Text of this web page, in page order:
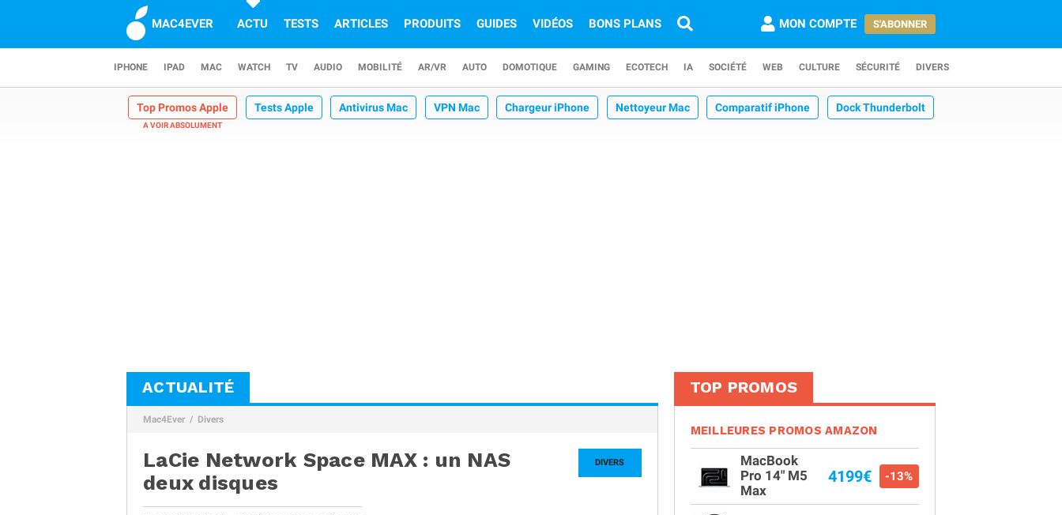
MAC4EVER ACTU TESTS ARTICLES PRODUITS GUIDES VIDÉOS BONS PLANS MON COMPTE S'ABONNER
IPHONE IPAD MAC WATCH TV AUDIO MOBILITÉ AR/VR AUTO DOMOTIQUE GAMING ECOTECH IA SOCIÉTÉ WEB CULTURE SÉCURITÉ DIVERS
Top Promos Apple Tests Apple Antivirus Mac VPN Mac Chargeur iPhone Nettoyeur Mac Comparatif iPhone Dock Thunderbolt
ACTUALITÉ
Mac4Ever Divers
DIVERS
LaCie Network Space MAX : un NAS
deux disques
TOP PROMOS
MEILLEURES PROMOS AMAZON
MacBook
Pro 14" M5
Max
4199€ -13%